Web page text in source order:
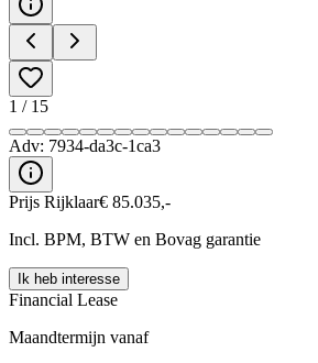
1 / 15
Adv: 7934-da3c-1ca3
Prijs Rijklaar€ 85.035,-
Incl. BPM, BTW en Bovag garantie
Ik heb interesse
Financial Lease
Maandtermijn vanaf